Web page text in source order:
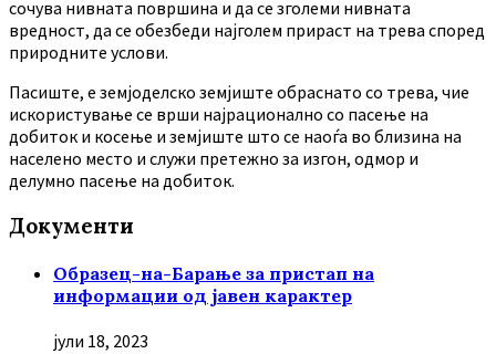
сочува нивната површина и да се зголеми нивната
вредност, да се обезбеди најголем прираст на трева според
природните услови.
Пасиште, е земјоделско земјиште обраснато со трева, чие
искористување се врши најрационално со пасење на
добиток и косење и земјиште што се наоѓа во близина на
населено место и служи претежно за изгон, одмор и
делумно пасење на добиток.
Документи
Образец-на-Барање за пристап на
информации од јавен карактер
јули 18, 2023